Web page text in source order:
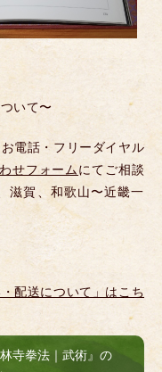
いて〜
電話・フリーダイヤル
せフォームにてご相談
滋賀、和歌山〜近畿一
配送について」はこち
寺拳法｜武術』の